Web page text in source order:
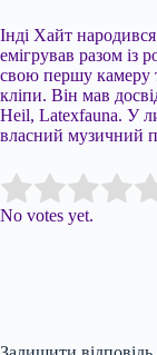
Інді Хайт
емігрував разом із
свою першу камеру
кліпи. Він мав
Heil, Latexfauna. У
власний музичний
Rate this item:
No votes yet.